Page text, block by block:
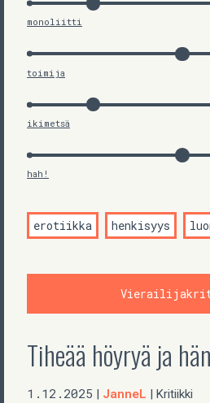
monoliitti
toimija
ikimetsä
hah!
erotiikka henkisyys
Tiheää höyryä ja
1.12.2025 | JanneL | Kritiikki